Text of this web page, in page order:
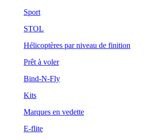
Sport
STOL
Hélicoptères par niveau de finition
Prêt à voler
Bind-N-Fly
Kits
Marques en vedette
E-flite